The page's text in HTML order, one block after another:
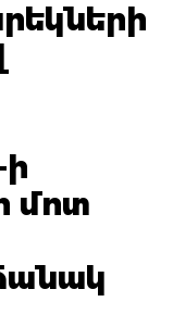
ի
մոտ